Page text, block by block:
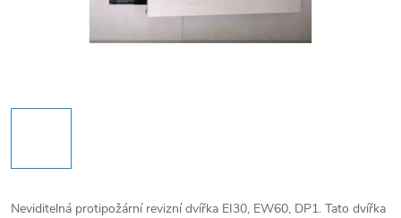
Neviditelná protipožární revizní dvířka EI30, EW60, DP1. Tato dvířka